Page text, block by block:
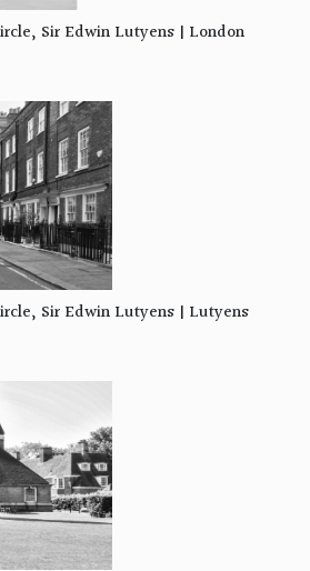
Sir Edwin Lutyens | London
Sir Edwin Lutyens | Lutyens